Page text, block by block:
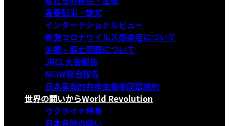
重要記事・論文
インターナショナルビュー
新型コロナウイルス感染症について
尖閣・領土問題について
JRCL大会報告
NCIW総会報告
日本革命的共産主義者同盟規約
世界の闘いからWorld Revolution
ウクライナ特集
日本各地の闘い